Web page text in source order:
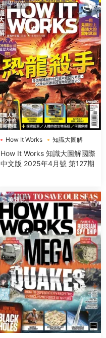
科學探索
How It Works 知識大圖解
How It Works 知識大圖解國際
中文版 2025年4月號 第127期
歐美雜誌